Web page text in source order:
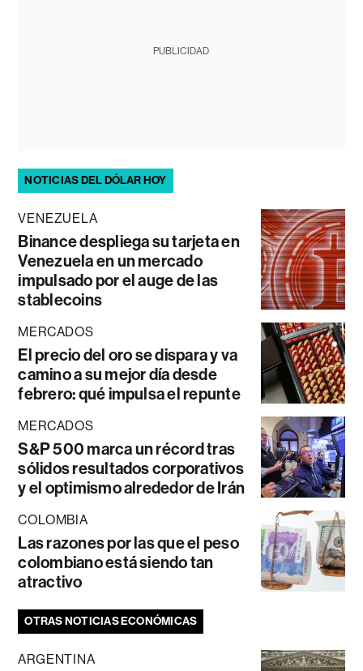
PUBLICIDAD
NOTICIAS DEL DÓLAR HOY
VENEZUELA
Binance despliega su tarjeta en
Venezuela en un mercado
impulsado por el auge de las
stablecoins
MERCADOS
El precio del oro se dispara y va
camino a su mejor día desde
febrero: qué impulsa el repunte
MERCADOS
S&P 500 marca un récord tras
sólidos resultados corporativos
y el optimismo alrededor de Irán
COLOMBIA
Las razones por las que el peso
colombiano está siendo tan
atractivo
OTRAS NOTICIAS ECONÓMICAS
ARGENTINA